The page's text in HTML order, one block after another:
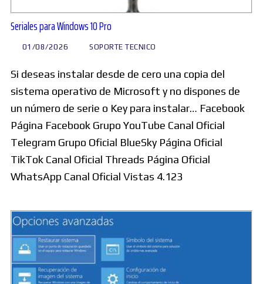
Seriales para Windows 10 Pro
01/08/2026 SOPORTE TECNICO
Si deseas instalar desde de cero una copia del
sistema operativo de Microsoft y no dispones de
un número de serie o Key para instalar… Facebook
Página Facebook Grupo YouTube Canal Oficial
Telegram Grupo Oficial BlueSky Página Oficial
TikTok Canal Oficial Threads Página Oficial
WhatsApp Canal Oficial Vistas 4.123